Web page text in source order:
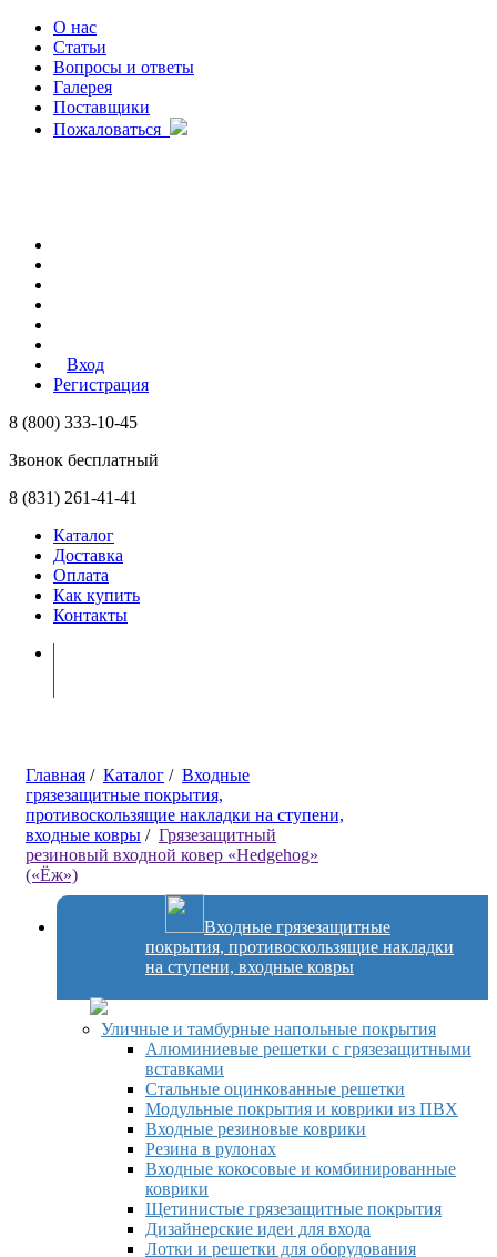
О нас
Статьи
Вопросы и ответы
Галерея
Поставщики
Пожаловаться
Вход
Регистрация
8 (800) 333-10-45
Звонок бесплатный
8 (831) 261-41-41
Каталог
Доставка
Оплата
Как купить
Контакты
Главная / Каталог / Входные
грязезащитные покрытия,
противоскользящие накладки на ступени,
входные ковры / Грязезащитный
резиновый входной ковер «Hedgehog»
(«Ёж»)
Входные грязезащитные
покрытия, противоскользящие накладки
на ступени, входные ковры
Уличные и тамбурные напольные покрытия
Алюминиевые решетки с грязезащитными
вставками
Стальные оцинкованные решетки
Модульные покрытия и коврики из ПВХ
Входные резиновые коврики
Резина в рулонах
Входные кокосовые и комбинированные
коврики
Щетинистые грязезащитные покрытия
Дизайнерские идеи для входа
Лотки и решетки для оборудования